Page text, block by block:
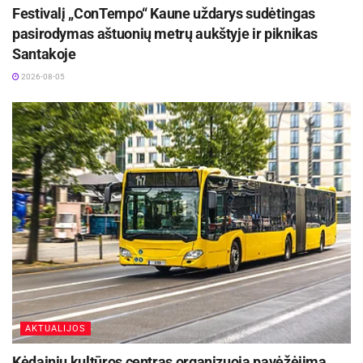
galimybės ir galima ruošti plovą su jautiena,
įvairius troškinius bei sriubas“, – pasakoja K.
Pišniukaitė – Šimkienė.
Festivalį „ConTempo“ Kaune uždarys sudėtingas
pasirodymas aštuonių metrų aukštyje ir piknikas
Santakoje
2026-08-05
AKTUALIJOS